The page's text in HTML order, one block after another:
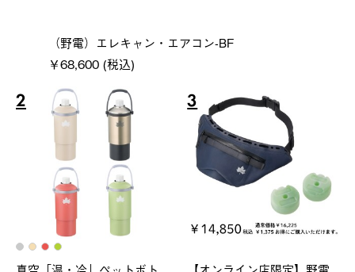
（野電）エレキャン・エアコン-BF
￥68,600 (税込)
2 3